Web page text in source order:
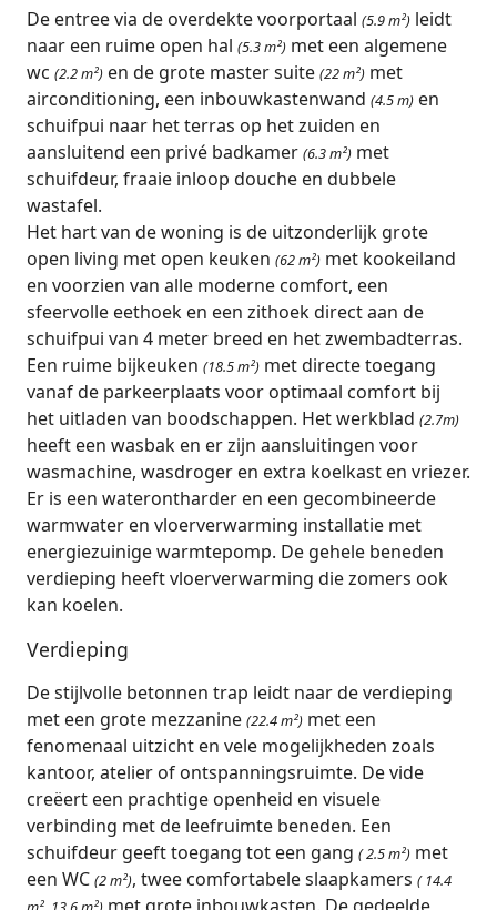
De entree via de overdekte voorportaal (5.9 m²) leidt
naar een ruime open hal (5.3 m²) met een algemene
wc (2.2 m²) en de grote master suite (22 m²) met
airconditioning, een inbouwkastenwand (4.5 m) en
schuifpui naar het terras op het zuiden en
aansluitend een privé badkamer (6.3 m²) met
schuifdeur, fraaie inloop douche en dubbele
wastafel.
Het hart van de woning is de uitzonderlijk grote
open living met open keuken (62 m²) met kookeiland
en voorzien van alle moderne comfort, een
sfeervolle eethoek en een zithoek direct aan de
schuifpui van 4 meter breed en het zwembadterras.
Een ruime bijkeuken (18.5 m²) met directe toegang
vanaf de parkeerplaats voor optimaal comfort bij
het uitladen van boodschappen. Het werkblad (2.7m)
heeft een wasbak en er zijn aansluitingen voor
wasmachine, wasdroger en extra koelkast en vriezer.
Er is een waterontharder en een gecombineerde
warmwater en vloerverwarming installatie met
energiezuinige warmtepomp. De gehele beneden
verdieping heeft vloerverwarming die zomers ook
kan koelen.
Verdieping
De stijlvolle betonnen trap leidt naar de verdieping
met een grote mezzanine (22.4 m²) met een
fenomenaal uitzicht en vele mogelijkheden zoals
kantoor, atelier of ontspanningsruimte. De vide
creëert een prachtige openheid en visuele
verbinding met de leefruimte beneden. Een
schuifdeur geeft toegang tot een gang ( 2.5 m²) met
een WC (2 m²), twee comfortabele slaapkamers ( 14.4